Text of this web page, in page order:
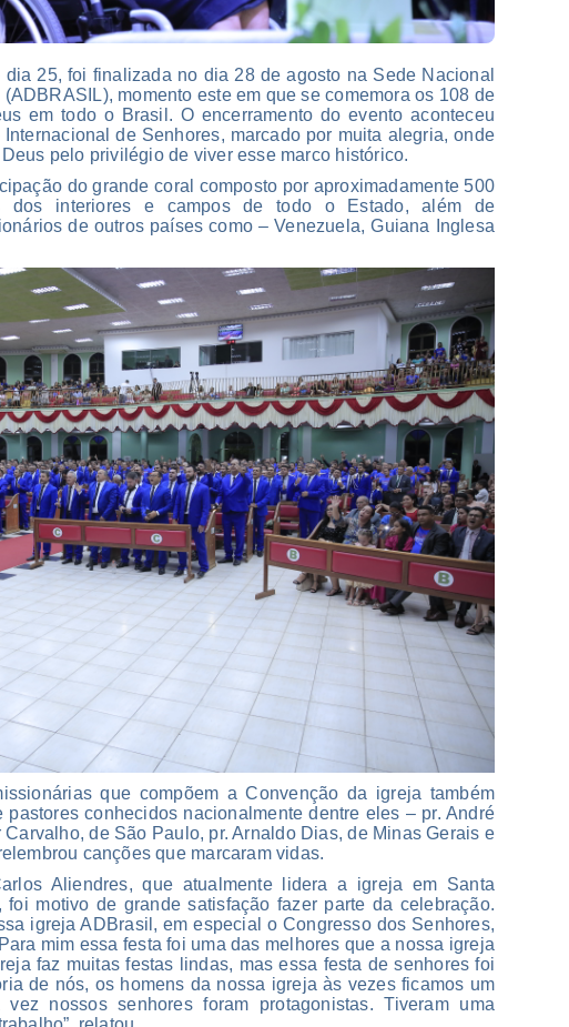
25, foi finalizada no dia 28 de agosto na Sede Nacional
momento este em que se comemora os 108 de
em todo o Brasil. O encerramento do evento aconteceu
de Senhores, marcado por muita alegria, onde
pelo privilégio de viver esse marco histórico.
do grande coral composto por aproximadamente 500
dos interiores e campos de todo o Estado, além de
de outros países como – Venezuela, Guiana Inglesa
que compõem a Convenção da igreja também
conhecidos nacionalmente dentre eles – pr. André
de São Paulo, pr. Arnaldo Dias, de Minas Gerais e
canções que marcaram vidas.
Aliendres, que atualmente lidera a igreja em Santa
motivo de grande satisfação fazer parte da celebração.
igreja ADBrasil, em especial o Congresso dos Senhores,
mim essa festa foi uma das melhores que a nossa igreja
faz muitas festas lindas, mas essa festa de senhores foi
de nós, os homens da nossa igreja às vezes ficamos um
nossos senhores foram protagonistas. Tiveram uma